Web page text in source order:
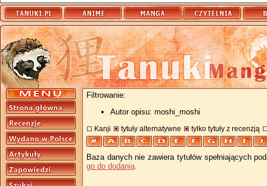
Filtrowanie:
Autor opisu: moshi_moshi
Kanji tytuły alternatywne tylko tytuły z recenzją
Baza danych nie zawiera tytułów spełniających
go do dodania.